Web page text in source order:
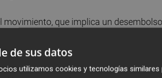
que implica un
calidad de cedido por el Torino , con
de sus datos
utilizamos cookies y tecnologías similares